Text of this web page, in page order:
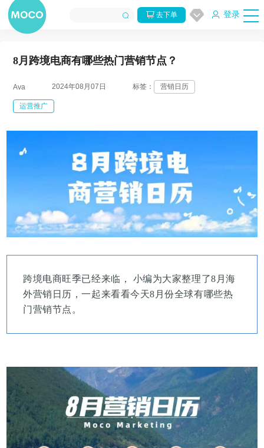
去下单 登录
8月跨境电商有哪些热门营销节点？
Ava 2024年08月07日 标签： 营销日历
运营推广
跨境电商旺季已经来临， 小编为大家整理了8月海
外营销日历，一起来看看今天8月份全球有哪些热
门营销节点。